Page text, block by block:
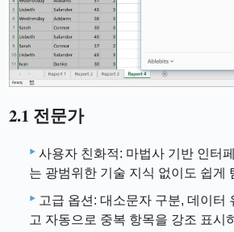
2.1 전문가
사용자 친화적: 마법사 기반 인터
는 광범위한 기술 지식 없이도 쉽게
고급 옵션: 대소문자 구분, 데이터
고 자동으로 중복 항목을 강조 표시